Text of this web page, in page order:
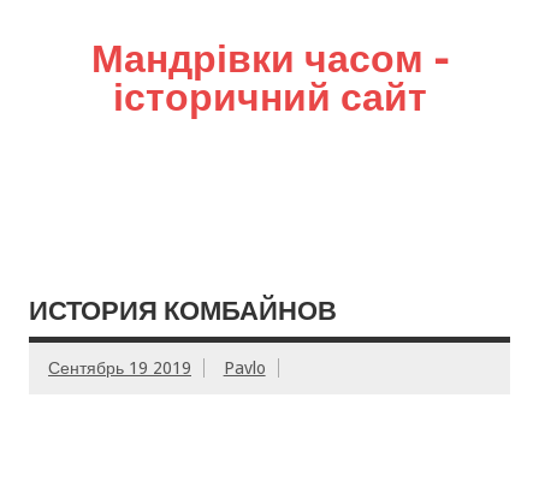
Мандрівки часом –
історичний сайт
ИСТОРИЯ КОМБАЙНОВ
Сентябрь 19 2019 Pavlo